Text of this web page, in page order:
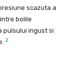
scazuta a
bolile
pulsului ingust si
2